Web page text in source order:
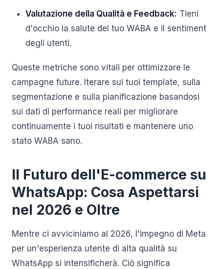
Valutazione della Qualità e Feedback: Tieni
d'occhio la salute del tuo WABA e il sentiment
degli utenti.
Queste metriche sono vitali per ottimizzare le
campagne future. Iterare sui tuoi template, sulla
segmentazione e sulla pianificazione basandosi
sui dati di performance reali per migliorare
continuamente i tuoi risultati e mantenere uno
stato WABA sano.
Il Futuro dell'E-commerce su
WhatsApp: Cosa Aspettarsi
nel 2026 e Oltre
Mentre ci avviciniamo al 2026, l'impegno di Meta
per un'esperienza utente di alta qualità su
WhatsApp si intensificherà. Ciò significa